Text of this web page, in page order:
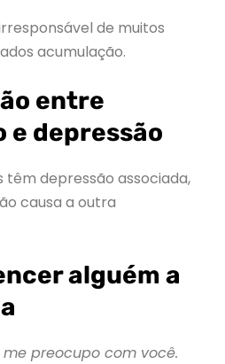
de muitos
acumulação.
entre
e depressão
têm depressão associada,
causa a outra
alguém a
me preocupo com você.